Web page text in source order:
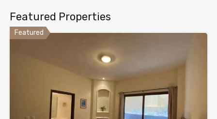
Featured Properties
Featured